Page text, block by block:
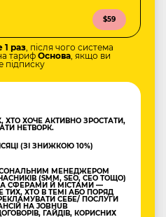
$59
раз, після чого система
тариф Основа, якщо ви
підписку
ХТО ХОЧЕ АКТИВНО ЗРОСТАТИ,
НЕТВОРК.
(ЗІ ЗНИЖКОЮ 10%)
МЕНЕДЖЕРОМ
(SMM, SEO, CEO ТОЩО)
СФЕРАМИ Й МІСТАМИ —
ХТО В ТЕМІ АБО ПОРЯД
СЕБЕ/ ПОСЛУГИ
НА JOBHUB
ГАЙДІВ, КОРИСНИХ